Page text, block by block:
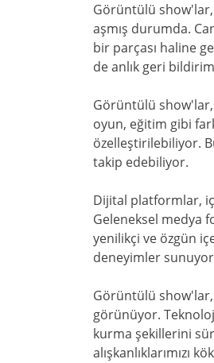
Görüntülü
aşmış durumda.
bir parçası haline
de anlık geri
Görüntülü
oyun, eğitim gibi
özelleştirilebiliyor.
takip edebiliyor.
Dijital platformlar,
Geleneksel medya
yenilikçi ve özgün
deneyimler
Görüntülü
görünüyor.
kurma şekillerini
alışkanlıklarımızı